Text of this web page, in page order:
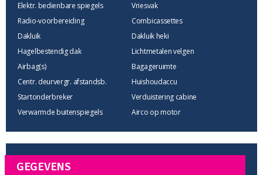
Elektr. bedienbare spiegels
Vriesvak
Radio-voorbereiding
Combicassettes
Dakluik
Dakluik heki
Hagelbestendig dak
Lichtmetalen velgen
Airbag(s)
Bagageruimte
Centr. deurvergr. afstandsb.
Huishoudaccu
Startonderbreker
Verduistering cabine
Verwarmde buitenspiegels
Airco op motor
GEGEVENS